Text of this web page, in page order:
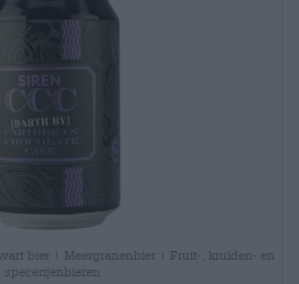
bier | Meergranenbier | Fruit-, kruiden- en
specerijenbieren